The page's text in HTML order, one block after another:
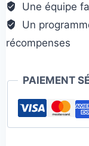
Une équipe
Un
récompenses
PAIEMENT